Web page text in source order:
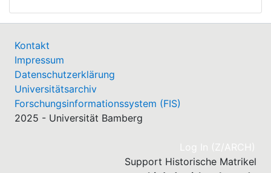
Kontakt
Impressum
Datenschutzerklärung
Universitätsarchiv
Forschungsinformationssystem (FIS)
2025 - Universität Bamberg
Log In (Z/ARCH)
Support Historische Matrikel